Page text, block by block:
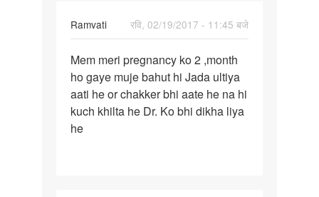
Ramvati
रवि, 02/19/2017 - 11:45 बजे
Mem
meri
pregnancy
ko
2
Mem meri pregnancy ko 2 ,month
ho gaye muje bahut hi Jada ultiya
aati he or chakker bhi aate he na hi
kuch khilta he Dr. Ko bhi dikha liya
he